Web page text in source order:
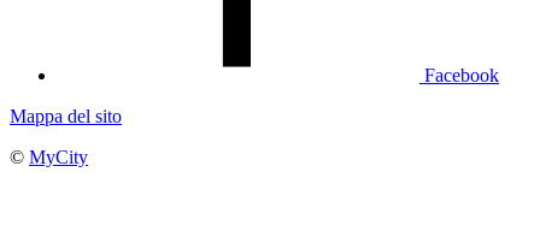
Facebook
Mappa del sito
© MyCity